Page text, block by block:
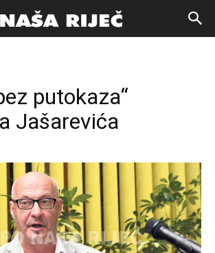
putokaza“
Jašarevića